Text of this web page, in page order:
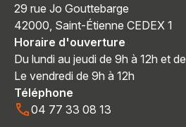
29 rue Jo Gouttebarge
42000, Saint-Étienne CEDEX 1
Horaire d'ouverture
Du lundi au jeudi de 9h à 12h et
Le vendredi de 9h à 12h
Téléphone
04 77 33 08 13